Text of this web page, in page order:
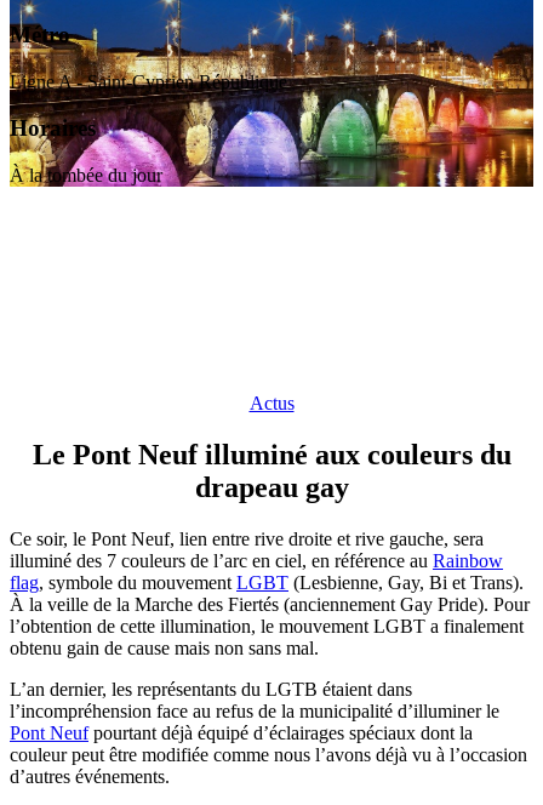
Métro
Ligne A - Saint-Cyprien République
Horaires
À la tombée du jour
Actus
Le Pont Neuf illuminé aux couleurs du
drapeau gay
Ce soir, le Pont Neuf, lien entre rive droite et rive gauche, sera
illuminé des 7 couleurs de l’arc en ciel, en référence au Rainbow
flag, symbole du mouvement LGBT (Lesbienne, Gay, Bi et Trans).
À la veille de la Marche des Fiertés (anciennement Gay Pride). Pour
l’obtention de cette illumination, le mouvement LGBT a finalement
obtenu gain de cause mais non sans mal.
L’an dernier, les représentants du LGTB étaient dans
l’incompréhension face au refus de la municipalité d’illuminer le
Pont Neufpourtant déjà équipé d’éclairages spéciaux dont la
couleur peut être modifiée comme nous l’avons déjà vu à l’occasion
d’autres événements.